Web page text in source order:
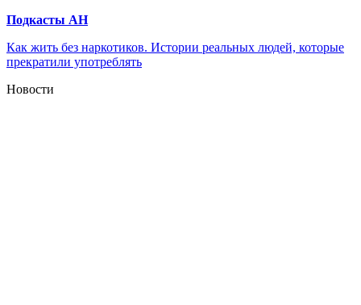
Подкасты АН
Как жить без наркотиков. Истории реальных людей, которые
прекратили употреблять
Новости